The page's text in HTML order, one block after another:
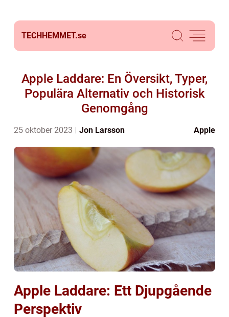
TECHHEMMET.se
Apple Laddare: En Översikt, Typer,
Populära Alternativ och Historisk
Genomgång
25 oktober 2023 Jon Larsson Apple
Apple Laddare: Ett Djupgående
Perspektiv